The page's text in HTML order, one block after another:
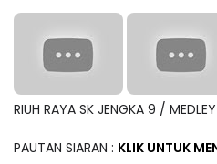
RIUH RAYA SK JENGKA 9 /
PAUTAN SIARAN : KLIK UNTUK